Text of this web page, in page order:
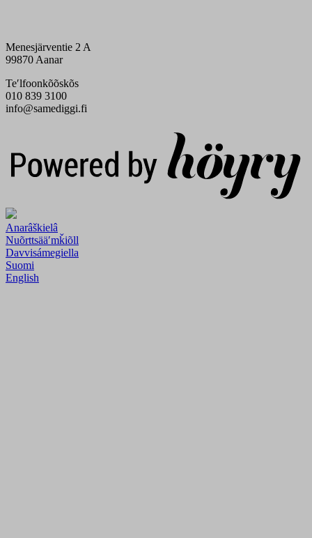
Menesjärventie 2 A
99870 Aanar
Teʹlfoonkõõskõs
010 839 3100
info@samediggi.fi
Anarâškielâ
Nuõrttsääʹmǩiõll
Davvisámegiella
Suomi
English